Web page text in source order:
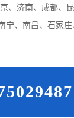
、济南、成都、
宁、南昌、石家